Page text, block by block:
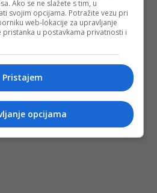
Ako se ne slažete s tim, u
svojim opcijama. Potražite vezu pri
web-lokacije za upravljanje
u postavkama privatnosti i
Pristajem
opcijama